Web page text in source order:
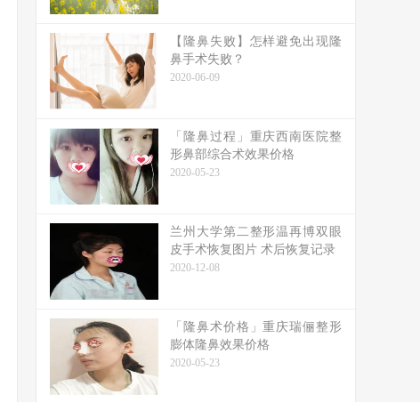
【隆鼻失败】怎样避免出现隆
鼻手术失败？
2020-06-09
「隆鼻过程」重庆西南医院整
形鼻部综合术效果价格
2020-05-23
兰州大学第二整形温再博双眼
皮手术恢复图片 术后恢复记录
2020-12-08
「隆鼻术价格」重庆瑞俪整形
膨体隆鼻效果价格
2020-05-23